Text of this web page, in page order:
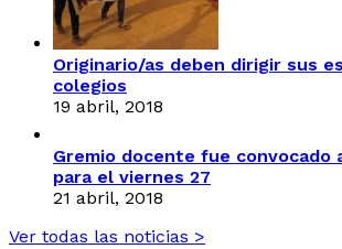
Originario/as deben dirigir sus
colegios
19 abril, 2018
Gremio docente fue convocado
para el viernes 27
21 abril, 2018
Ver todas las noticias >